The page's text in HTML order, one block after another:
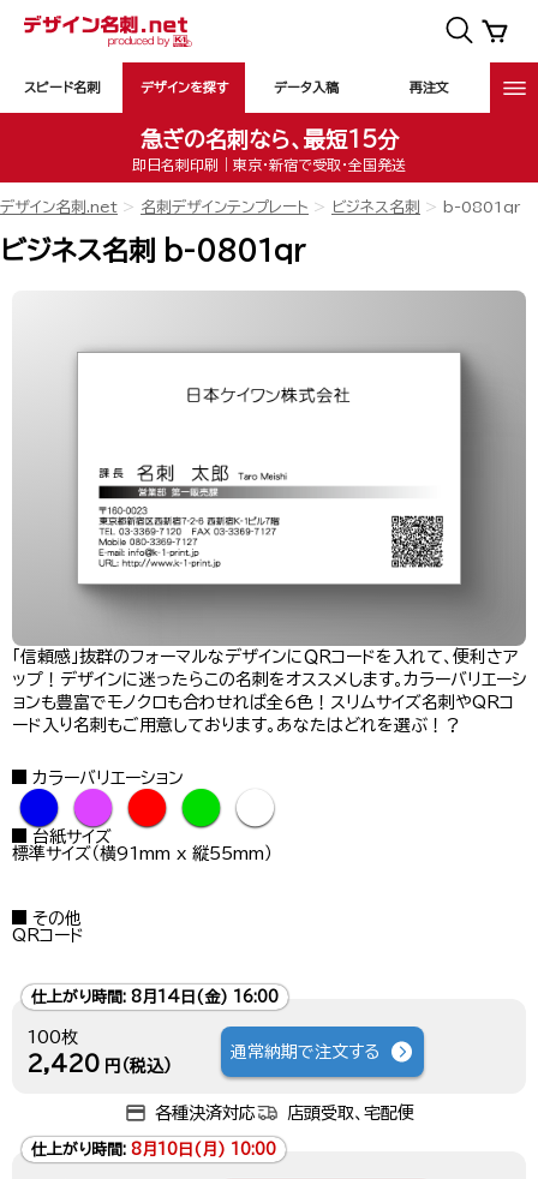
スピード名刺 デザインを探す データ入稿 再注文
急ぎの名刺なら、最短15分
即日名刺印刷｜東京・新宿で受取・全国発送
デザイン名刺.net 名刺デザインテンプレート ビジネス名刺 b-0801qr
ビジネス名刺 b-0801qr
「信頼感」抜群のフォーマルなデザインにＱＲコードを入れて、便利さア
ップ！デザインに迷ったらこの名刺をオススメします。カラーバリエーシ
ョンも豊富でモノクロも合わせれば全6色！スリムサイズ名刺やQRコ
ード入り名刺もご用意しております。あなたはどれを選ぶ！？
カラーバリエーション
● ● ● ● ●
台紙サイズ
標準サイズ（横91mm x 縦55mm）
その他
QRコード
仕上がり時間: 8月14日(金) 16:00
100枚
2,420 円（税込）
通常納期で注文する
各種決済対応 店頭受取、宅配便
仕上がり時間: 8月10日(月) 10:00